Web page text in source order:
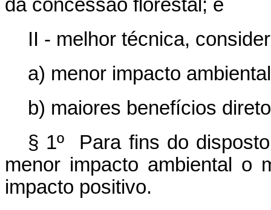
da concessão florestal; e
II - melhor técnica,
a) menor impacto
b) maiores benefícios
§ 1º Para fins do
menor impacto ambiental o
impacto positivo.